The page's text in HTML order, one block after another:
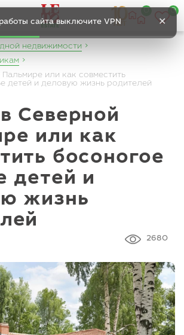
сайта выключите VPN ✕
0
недвижимости
или как совместить
детей и деловую жизнь родителей
или как
босоногое
детей и
жизнь
2680